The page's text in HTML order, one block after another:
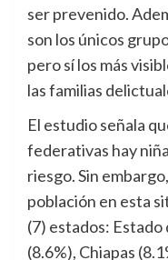
ser prevenido.
son los únicos
pero sí los más
las familias
El estudio señala
federativas hay
riesgo. Sin
población en esta
(7) estados: Estado
(8.6%), Chiapas